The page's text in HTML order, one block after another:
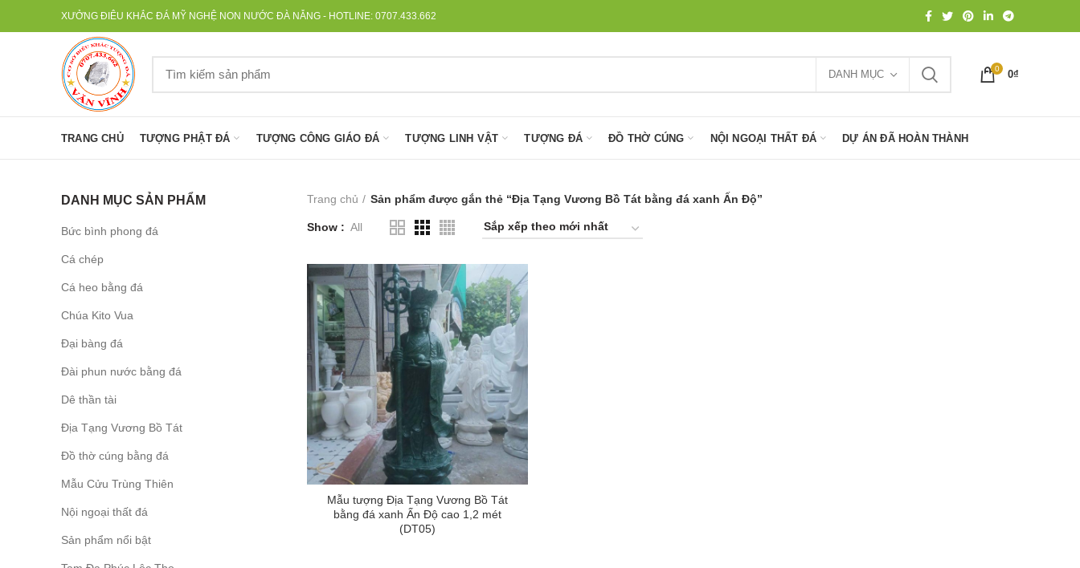
XƯỞNG ĐIÊU KHẮC ĐÁ MỸ NGHỆ NON NƯỚC ĐÀ NẴNG - HOTLINE: 0707.433.662
DANH MỤC 0 0₫
TRANG CHỦ TƯỢNG PHẬT ĐÁ TƯỢNG CÔNG GIÁO ĐÁ TƯỢNG LINH VẬT TƯỢNG ĐÁ ĐỒ THỜ CÚNG NỘI NGOẠI THẤT ĐÁ DỰ ÁN ĐÃ HOÀN THÀNH
DANH MỤC SẢN PHẨM
Bức bình phong đá
Cá chép
Cá heo bằng đá
Chúa Kito Vua
Đại bàng đá
Đài phun nước bằng đá
Dê thần tài
Địa Tạng Vương Bồ Tát
Đồ thờ cúng bằng đá
Mẫu Cửu Trùng Thiên
Nội ngoại thất đá
Sản phẩm nổi bật
Trang chủ Sản phẩm được gắn thẻ “Địa Tạng Vương Bồ Tát bằng đá xanh Ấn Độ”
Show All
Mẫu tượng Địa Tạng Vương Bồ Tát
bằng đá xanh Ấn Độ cao 1,2 mét
(DT05)